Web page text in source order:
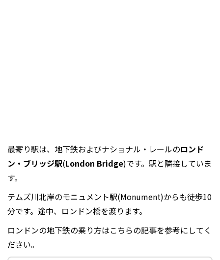
最寄り駅は、地下鉄およびナショナル・レールのロンド
ン・ブリッジ駅(London Bridge)です。駅と隣接していま
す。
テムズ川北岸のモニュメント駅(Monument)からも徒歩10
分です。途中、ロンドン橋を渡ります。
ロンドンの地下鉄の乗り方はこちらの記事を参考にしてく
ださい。